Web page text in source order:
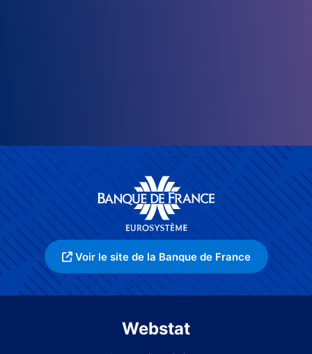
Voir le site de la Banque de France
Webstat